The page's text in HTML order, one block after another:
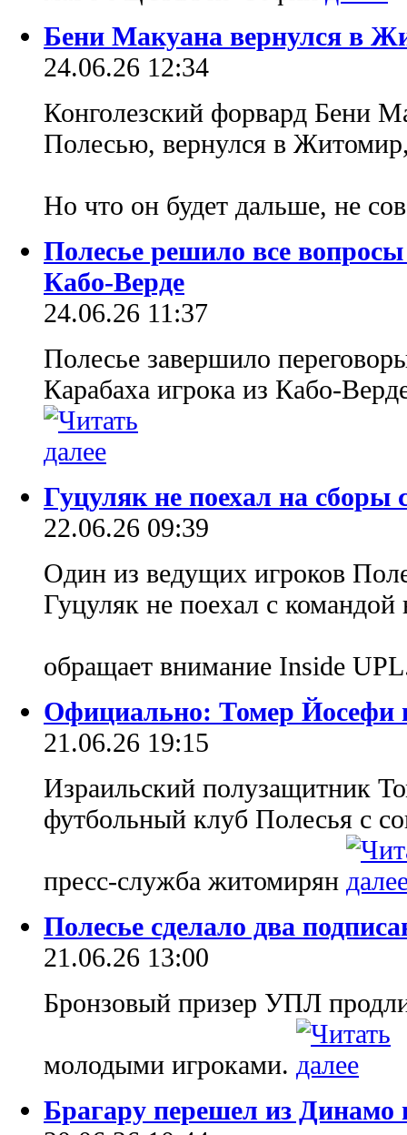
Бени Макуана вернулся в
24.06.26 12:34
Конголезский форвард Бени
Полесью, вернулся в Житомир,
Но что он будет дальше, не
Полесье решило все
Кабо-Верде
24.06.26 11:37
Полесье завершило
Карабаха игрока из Кабо-
Гуцуляк не поехал на сборы
22.06.26 09:39
Один из ведущих игроков
Гуцуляк не поехал с
обращает внимание Inside
Официально: Томер Йосефи
21.06.26 19:15
Израильский полузащитник
футбольный клуб Полесья с
пресс-служба житомирян
Полесье сделало два
21.06.26 13:00
Бронзовый призер УПЛ
молодыми игроками.
Брагару перешел из Динамо